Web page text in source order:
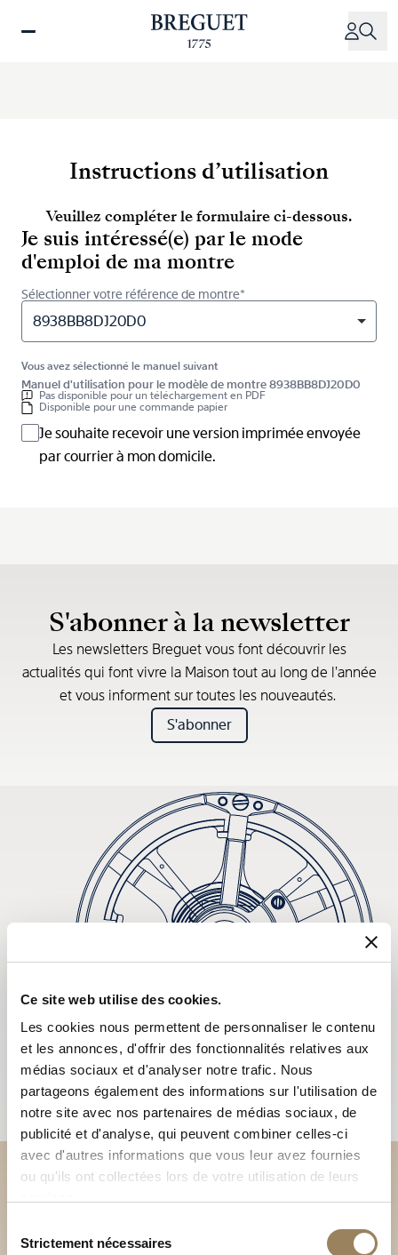
Ce site web utilise des cookies.
Les cookies nous permettent de personnaliser le contenu
et les annonces, d'offrir des fonctionnalités relatives aux
médias sociaux et d'analyser notre trafic. Nous
partageons également des informations sur l'utilisation de
notre site avec nos partenaires de médias sociaux, de
publicité et d'analyse, qui peuvent combiner celles-ci
avec d'autres informations que vous leur avez fournies
ou qu'ils ont collectées lors de votre utilisation de leurs
duStrictement nécessaires
Instructions d’utilisation
Veuillez compléter le formulaire ci-dessous.
Je suis intéressé(e) par le mode
d'emploi de ma montre
Sélectionner votre référence de montre*
8938BB8DJ20D0
Vous avez sélectionné le manuel suivant
Manuel d'utilisation pour le modèle de montre 8938BB8DJ20D0
Pas disponible pour un téléchargement en PDF
Disponible pour une commande papier
Je souhaite recevoir une version imprimée envoyée
par courrier à mon domicile.
S'abonner à la newsletter
Les newsletters Breguet vous font découvrir les
actualités qui font vivre la Maison tout au long de l’année
et vous informent sur toutes les nouveautés.
S'abonner
Découvrez nos collections
en Boutique